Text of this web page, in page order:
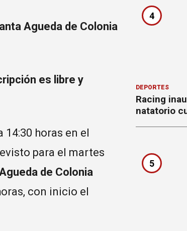
Agueda de Colonia
es libre y
14:30 horas en el
para el martes
de Colonia
con inicio el
4
DEPORTES
Racing
natatorio
5